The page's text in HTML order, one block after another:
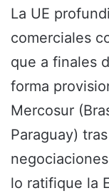
La UE
comerciales
que a finales
forma
Mercosur
Paraguay)
lo ratifique la